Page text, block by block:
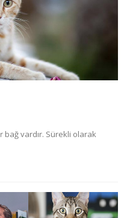
bağ vardır. Sürekli olarak